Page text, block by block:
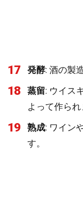
17 発酵: 酒の製
18 蒸留: ウイス
よって作られ
19 熟成: ワイン
す。